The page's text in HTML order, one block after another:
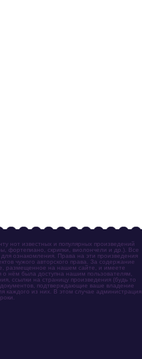
нот известных и популярных произведений
фортепиано, скрипки, виолончели и др.). Все
ознакомления. Права на эти произведения
чужого авторского права. За содержание
размещенное на нашем сайте, и имеете
нём была доступна нашим пользователям,
ссылки на страницу произведения (будь то
документов, подтверждающие ваше владение
каждого из них. В этом случае администрация